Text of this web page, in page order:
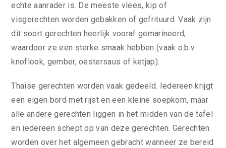
echte aanrader is. De meeste vlees, kip of
visgerechten worden gebakken of gefrituurd. Vaak zijn
dit soort gerechten heerlijk vooraf gemarineerd,
waardoor ze een sterke smaak hebben (vaak o.b.v.
knoflook, gember, oestersaus of ketjap).
Thaise gerechten worden vaak gedeeld. Iedereen krijgt
een eigen bord met rijst en een kleine soepkom, maar
alle andere gerechten liggen in het midden van de tafel
en iedereen schept op van deze gerechten. Gerechten
worden over het algemeen gebracht wanneer ze bereid